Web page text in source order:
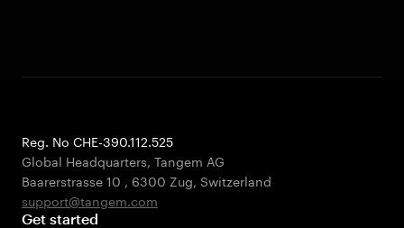
Reg. No CHE-390.112.525
Global Headquarters, Tangem AG
Baarerstrasse 10 , 6300 Zug, Switzerland
support@tangem.com
Get started